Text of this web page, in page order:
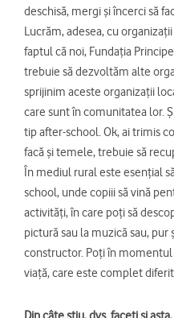
deschisă, mergi și încerci să
Lucrăm, adesea, cu
faptul că noi, Fundația
trebuie să dezvoltăm alte
sprijinim aceste organizații
care sunt în comunitatea lor.
tip after-school. Ok, ai trimis
facă și temele, trebuie să
În mediul rural este esențial
school, unde copiii să vină
activități, în care poți să
pictură sau la muzică sau,
constructor. Poți în momentul
viață, care este complet